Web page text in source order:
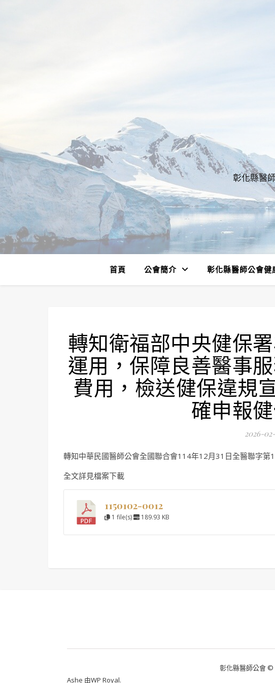
彰化縣醫
首頁 公會簡介 彰化縣醫師公會健
轉知衛福部中央健保
運用，保障良善醫事
費用，檢送健保違規
確申報
2026-
轉知中華民國醫師公會全國聯合會114年12月31日全醫聯字
全文詳見檔案下載
1150102-0012
1 file(s) 189.93 KB
彰化縣醫師公會 ©
Ashe 由WP Royal.